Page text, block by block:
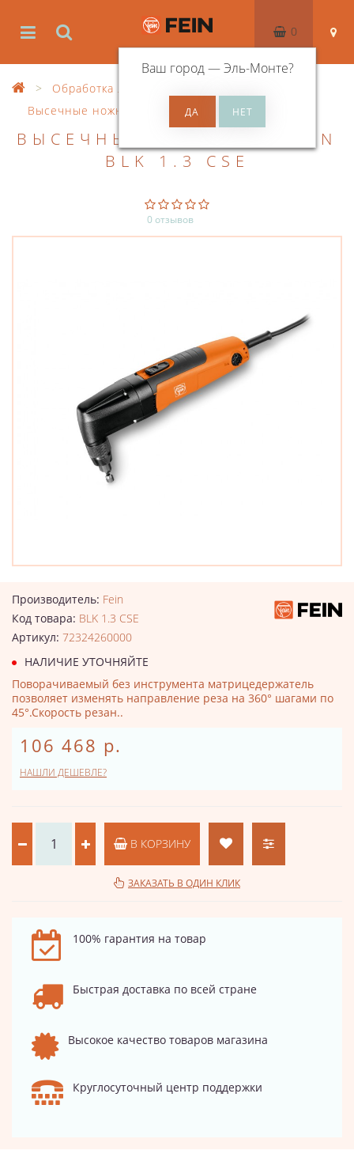
Ваш город —Эль-Монте?
0
Обработка листового металла
Высечные ножницы
ВЫСЕЧНЫЕ НОЖНИЦЫ FEIN
BLK 1.3 CSE
0 отзывов
Производитель: Fein
Код товара: BLK 1.3 CSE
Артикул: 72324260000
НАЛИЧИЕ УТОЧНЯЙТЕ
Поворачиваемый без инструмента матрицедержатель
позволяет изменять направление реза на 360° шагами по
45°.Скорость резан..
106 468 р.
НАШЛИ ДЕШЕВЛЕ?
В КОРЗИНУ
ЗАКАЗАТЬ В ОДИН КЛИК
100% гарантия на товар
Быстрая доставка по всей стране
Высокое качество товаров магазина
Круглосуточный центр поддержки